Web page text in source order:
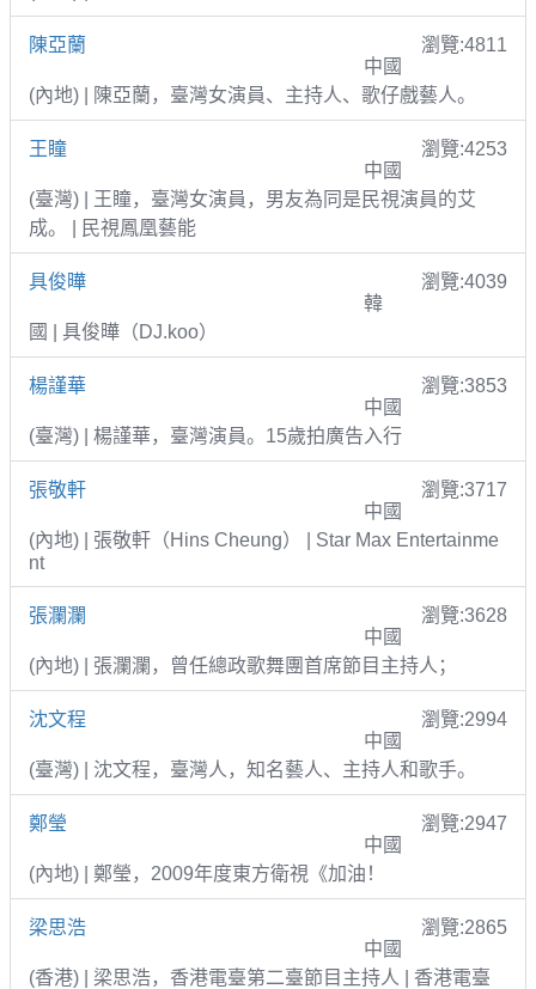
陳亞蘭
瀏覽:4811
中國
(內地) | 陳亞蘭，臺灣女演員、主持人、歌仔戲藝人。
王瞳
瀏覽:4253
中國
(臺灣) | 王瞳，臺灣女演員，男友為同是民視演員的艾
成。 | 民視鳳凰藝能
具俊曄
瀏覽:4039
韓
國 | 具俊曄（DJ.koo）
楊謹華
瀏覽:3853
中國
(臺灣) | 楊謹華，臺灣演員。15歲拍廣告入行
張敬軒
瀏覽:3717
中國
(內地) | 張敬軒（Hins Cheung） | Star Max Entertainme
nt
張瀾瀾
瀏覽:3628
中國
(內地) | 張瀾瀾，曾任總政歌舞團首席節目主持人；
沈文程
瀏覽:2994
中國
(臺灣) | 沈文程，臺灣人，知名藝人、主持人和歌手。
鄭瑩
瀏覽:2947
中國
(內地) | 鄭瑩，2009年度東方衛視《加油！
梁思浩
瀏覽:2865
中國
(香港) | 梁思浩，香港電臺第二臺節目主持人 | 香港電臺